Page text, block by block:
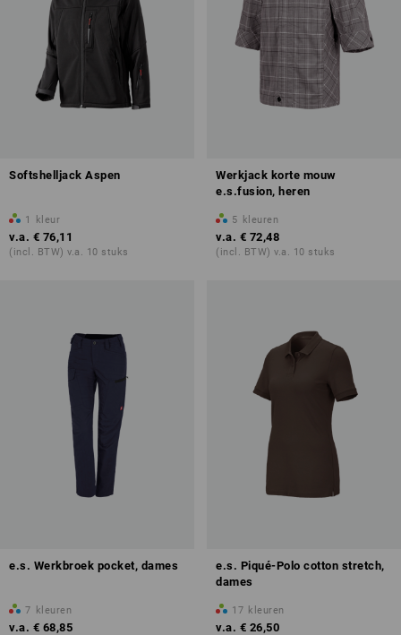
Softshelljack Aspen
1 kleur
v.a. € 76,11
(incl. BTW) v.a. 10 stuks
Werkjack korte mouw
e.s.fusion, heren
5 kleuren
v.a. € 72,48
(incl. BTW) v.a. 10 stuks
e.s. Werkbroek pocket, dames
7 kleuren
v.a. € 68,85
e.s. Piqué-Polo cotton stretch,
dames
17 kleuren
v.a. € 26,50